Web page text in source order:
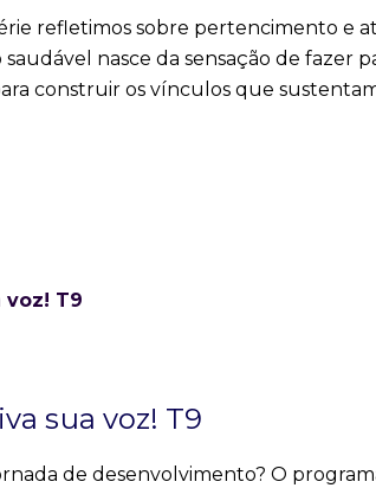
refletimos sobre pertencimento e
nasce da sensação de fazer
construir os vínculos que
sua voz! T9
de desenvolvimento? O